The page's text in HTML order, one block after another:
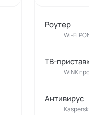
Роутер
Wi-Fi PON-
ТВ-приставка
WINK
Антивирус
Kaspersky